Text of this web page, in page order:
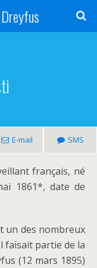
E-mail SMS
français, né
1861*, date de
un des nombreux
faisait partie de la
(12 mars 1895)